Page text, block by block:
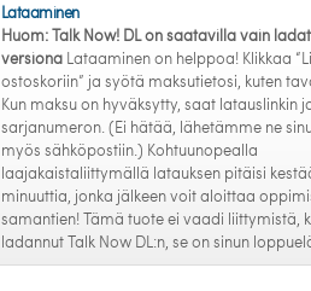
Lataaminen
Huom: Talk Now! DL on saatavilla vain
versiona Lataaminen on helppoa! Klikkaa
ostoskoriin” ja syötä maksutietosi, kuten
Kun maksu on hyväksytty, saat latauslinkin
sarjanumeron. (Ei hätää, lähetämme ne
myös sähköpostiin.) Kohtuunopealla
laajakaistaliittymällä latauksen pitäisi
minuuttia, jonka jälkeen voit aloittaa
samantien! Tämä tuote ei vaadi liittymistä,
ladannut Talk Now DL:n, se on sinun